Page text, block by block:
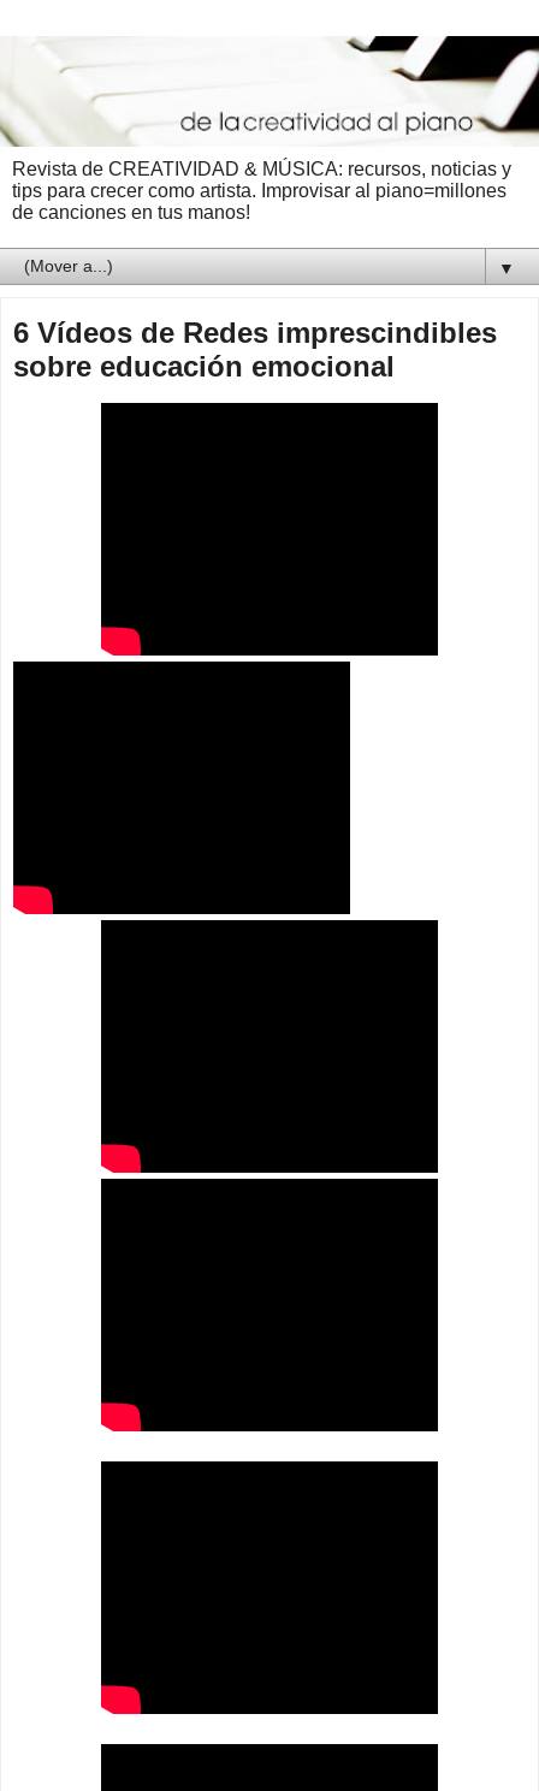
Revista de CREATIVIDAD & MÚSICA: recursos, noticias y
tips para crecer como artista. Improvisar al piano=millones
de canciones en tus manos!
▼
6 Vídeos de Redes imprescindibles
sobre educación emocional